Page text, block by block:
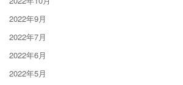
2022年9月
2022年7月
2022年6月
2022年5月